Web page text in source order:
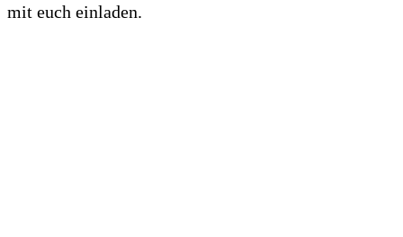
mit euch einladen.